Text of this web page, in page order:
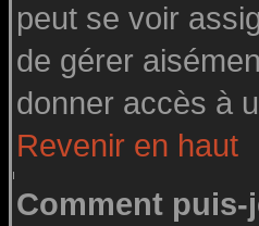
peut se voir
de gérer
donner accès à
Revenir en haut
Comment